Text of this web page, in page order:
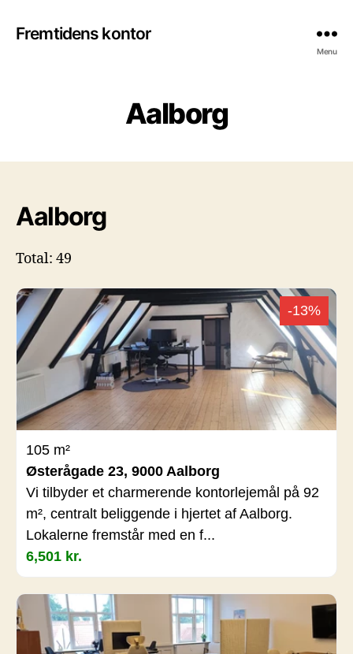
Fremtidens kontor
Menu
Aalborg
Aalborg
Total: 49
-13%
105 m²
Østerågade 23, 9000 Aalborg
Vi tilbyder et charmerende kontorlejemål på 92
m², centralt beliggende i hjertet af Aalborg.
Lokalerne fremstår med en f...
6,501 kr.